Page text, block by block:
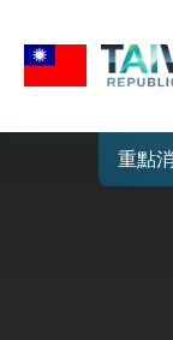
重點